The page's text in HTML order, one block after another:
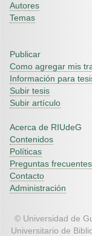
Autores
Temas
Publicar
Como agregar mis
Información para
Subir tesis
Subir artículo
Acerca de RIUdeG
Contenidos
Políticas
Preguntas frecuentes
Contacto
Administración
© Universidad de
Universitario de